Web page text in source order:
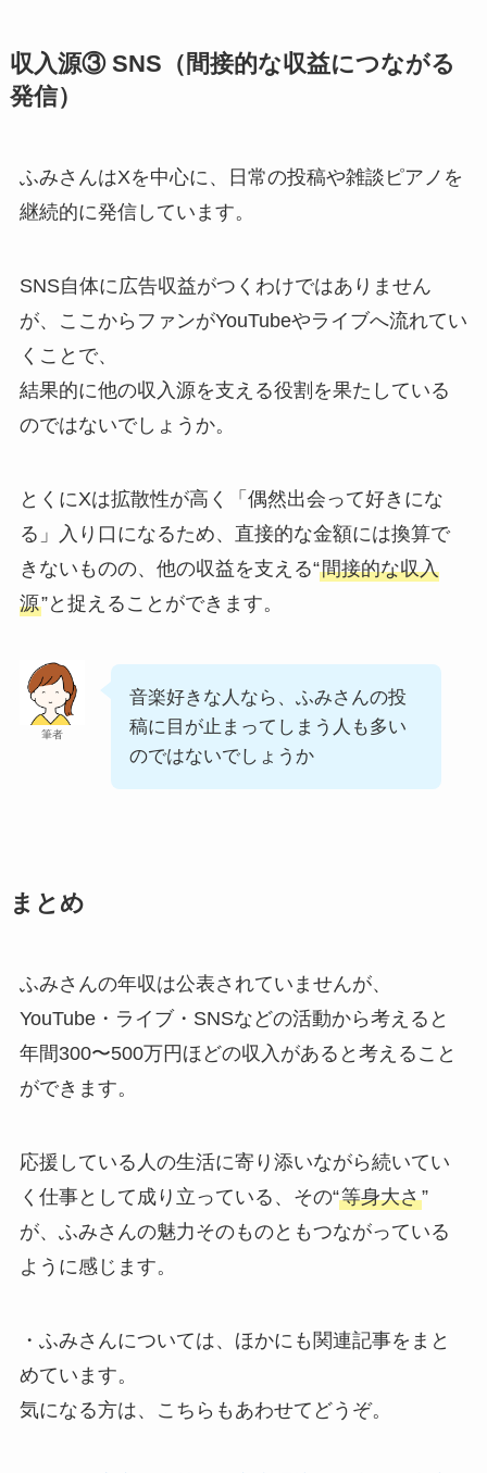
収入源③ SNS（間接的な収益につながる
発信）
ふみさんはXを中心に、日常の投稿や雑談ピアノを
継続的に発信しています。
SNS自体に広告収益がつくわけではありません
が、ここからファンがYouTubeやライブへ流れてい
くことで、
結果的に他の収入源を支える役割を果たしている
のではないでしょうか。
とくにXは拡散性が高く「偶然出会って好きにな
る」入り口になるため、直接的な金額には換算で
きないものの、他の収益を支える“間接的な収入
源”と捉えることができます。
筆者
音楽好きな人なら、ふみさんの投
稿に目が止まってしまう人も多い
のではないでしょうか
まとめ
ふみさんの年収は公表されていませんが、
YouTube・ライブ・SNSなどの活動から考えると
年間300〜500万円ほどの収入があると考えること
ができます。
応援している人の生活に寄り添いながら続いてい
く仕事として成り立っている、その“等身大さ”
が、ふみさんの魅力そのものともつながっている
ように感じます。
・ふみさんについては、ほかにも関連記事をまと
めています。
気になる方は、こちらもあわせてどうぞ。